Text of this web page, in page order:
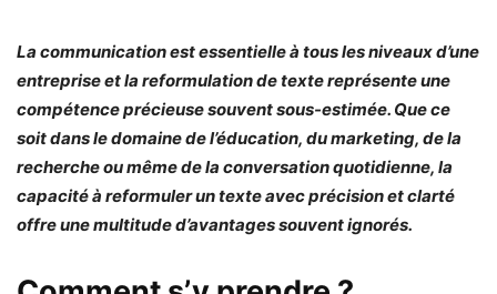
La communication est essentielle à tous les niveaux d’une
entreprise et la reformulation de texte représente une
compétence précieuse souvent sous-estimée. Que ce
soit dans le domaine de l’éducation, du marketing, de la
recherche ou même de la conversation quotidienne, la
capacité à reformuler un texte avec précision et clarté
offre une multitude d’avantages souvent ignorés.